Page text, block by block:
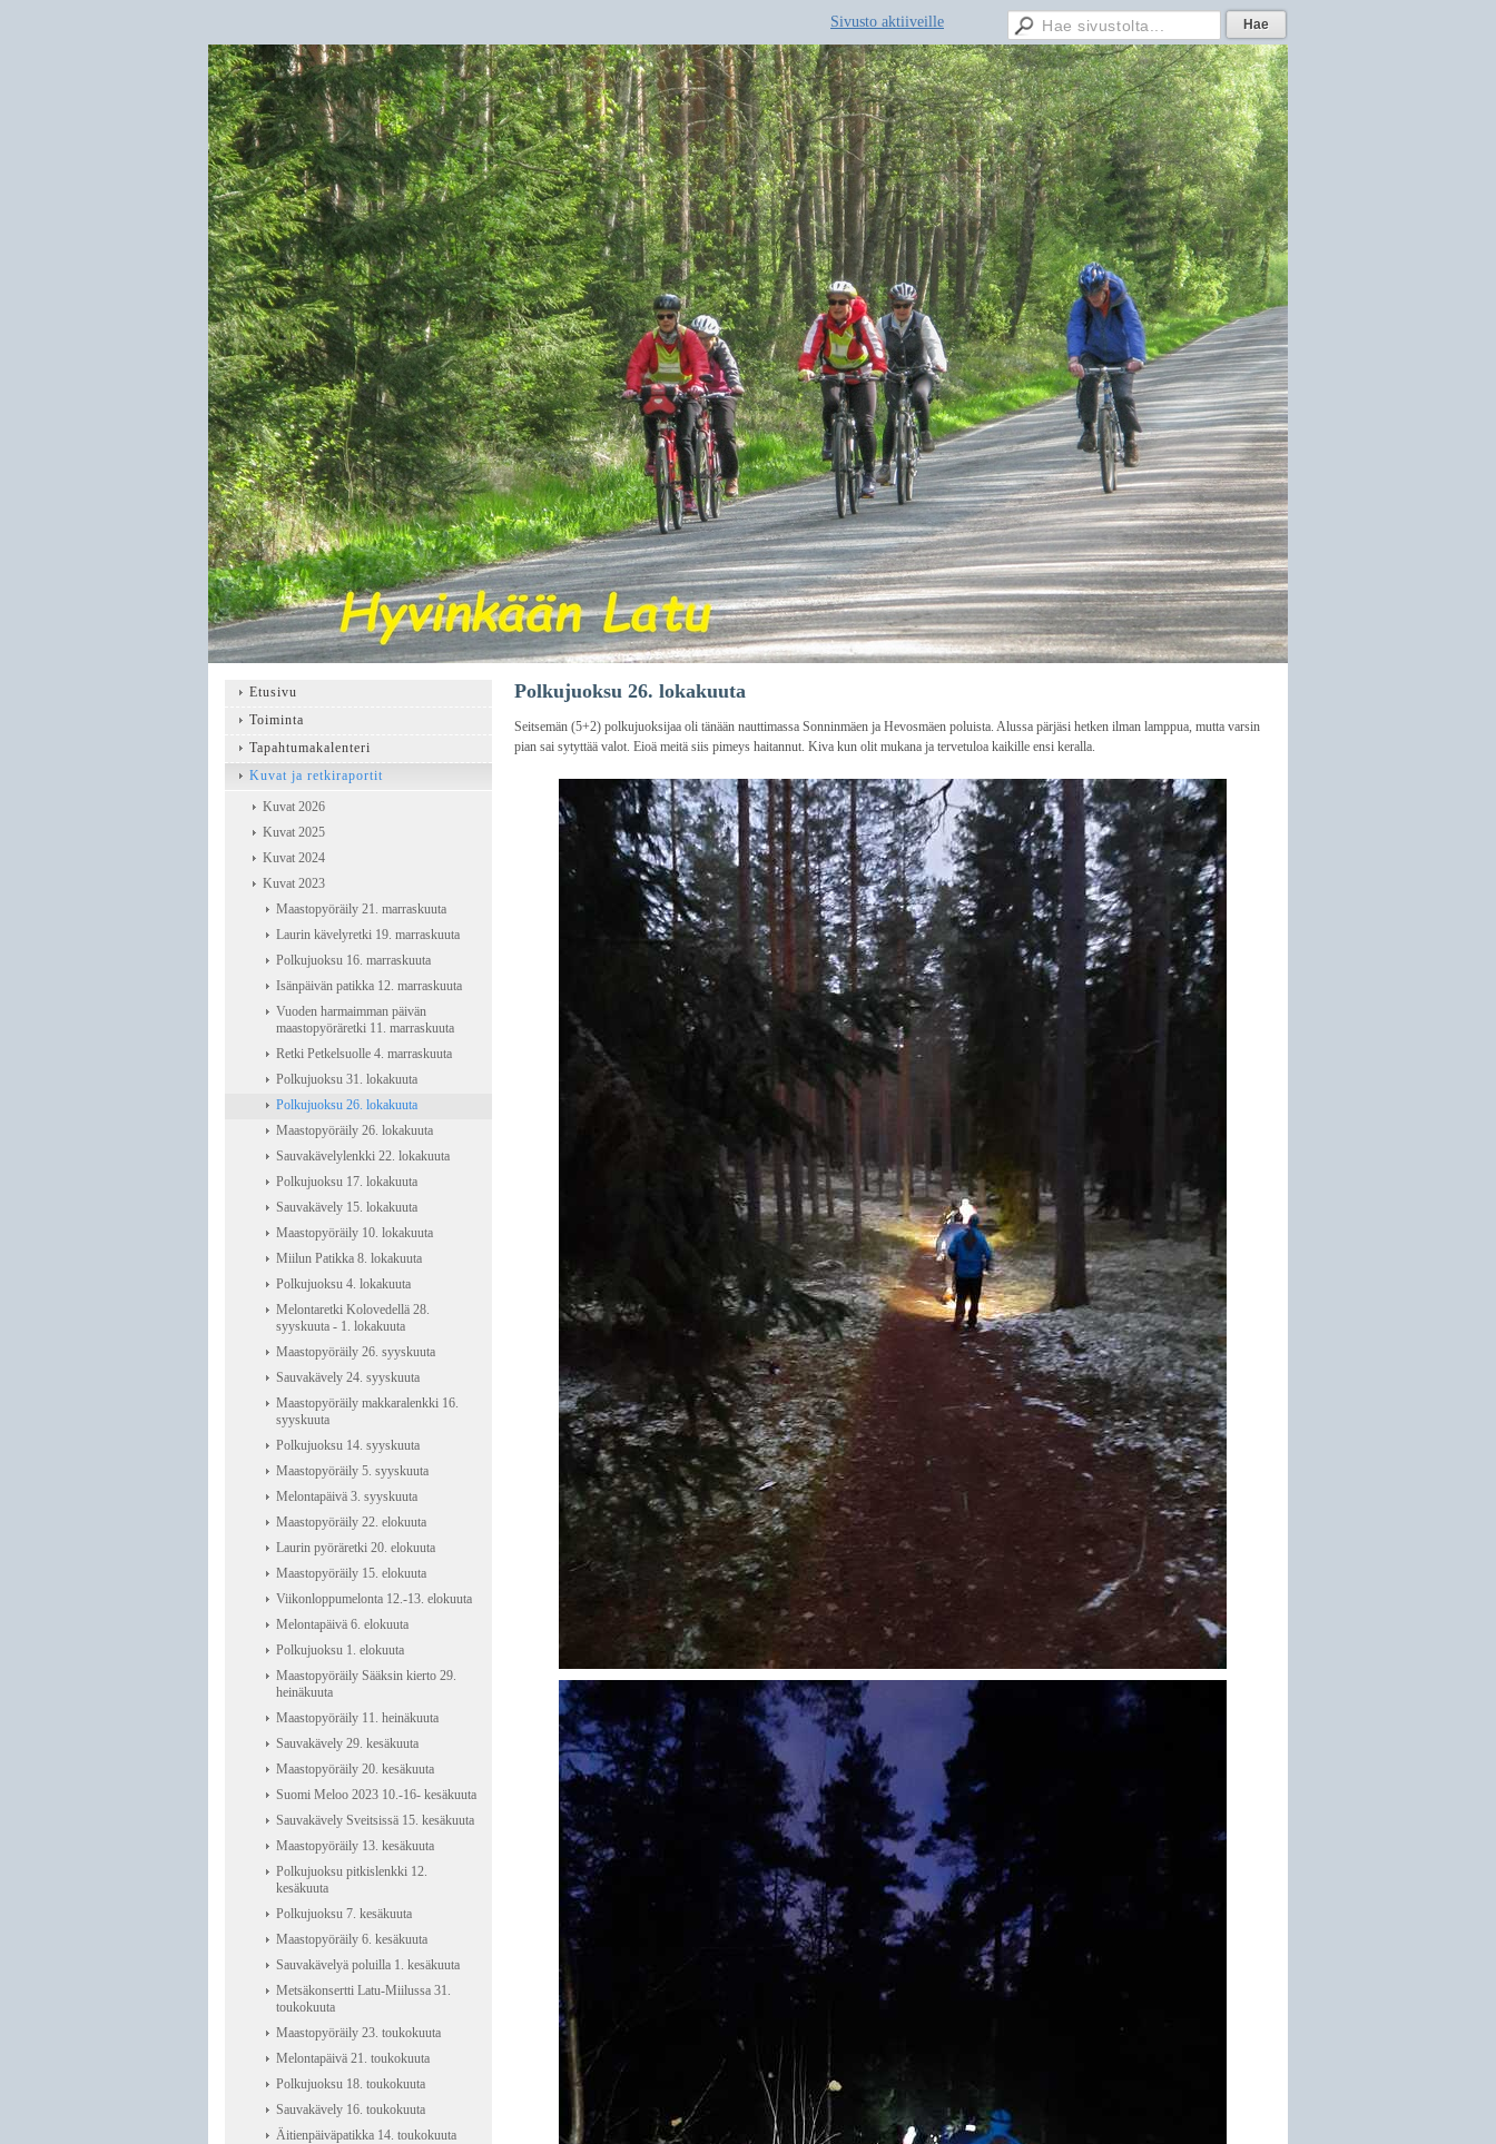
Sivusto aktiiveille
Polkujuoksu 26. lokakuuta
Seitsemän (5+2) polkujuoksijaa oli tänään nauttimassa Sonninmäen ja Hevosmäen poluista. Alussa pärjäsi hetken ilman lamppua, mutta varsin
pian sai sytyttää valot. Eioä meitä siis pimeys haitannut. Kiva kun olit mukana ja tervetuloa kaikille ensi keralla.
Etusivu
Toiminta
Tapahtumakalenteri
Kuvat ja retkiraportit
Kuvat 2026
Kuvat 2025
Kuvat 2024
Kuvat 2023
Maastopyöräily 21. marraskuuta
Laurin kävelyretki 19. marraskuuta
Polkujuoksu 16. marraskuuta
Isänpäivän patikka 12. marraskuuta
Vuoden harmaimman päivän
maastopyöräretki 11. marraskuuta
Retki Petkelsuolle 4. marraskuuta
Polkujuoksu 31. lokakuuta
Polkujuoksu 26. lokakuuta
Maastopyöräily 26. lokakuuta
Sauvakävelylenkki 22. lokakuuta
Polkujuoksu 17. lokakuuta
Sauvakävely 15. lokakuuta
Maastopyöräily 10. lokakuuta
Miilun Patikka 8. lokakuuta
Polkujuoksu 4. lokakuuta
Melontaretki Kolovedellä 28.
syyskuuta - 1. lokakuuta
Maastopyöräily 26. syyskuuta
Sauvakävely 24. syyskuuta
Maastopyöräily makkaralenkki 16.
syyskuuta
Polkujuoksu 14. syyskuuta
Maastopyöräily 5. syyskuuta
Melontapäivä 3. syyskuuta
Maastopyöräily 22. elokuuta
Laurin pyöräretki 20. elokuuta
Maastopyöräily 15. elokuuta
Viikonloppumelonta 12.-13. elokuuta
Melontapäivä 6. elokuuta
Polkujuoksu 1. elokuuta
Maastopyöräily Sääksin kierto 29.
heinäkuuta
Maastopyöräily 11. heinäkuuta
Sauvakävely 29. kesäkuuta
Maastopyöräily 20. kesäkuuta
Suomi Meloo 2023 10.-16- kesäkuuta
Sauvakävely Sveitsissä 15. kesäkuuta
Maastopyöräily 13. kesäkuuta
Polkujuoksu pitkislenkki 12.
kesäkuuta
Polkujuoksu 7. kesäkuuta
Maastopyöräily 6. kesäkuuta
Sauvakävelyä poluilla 1. kesäkuuta
Metsäkonsertti Latu-Miilussa 31.
toukokuuta
Maastopyöräily 23. toukokuuta
Melontapäivä 21. toukokuuta
Polkujuoksu 18. toukokuuta
Sauvakävely 16. toukokuuta
Äitienpäiväpatikka 14. toukokuuta